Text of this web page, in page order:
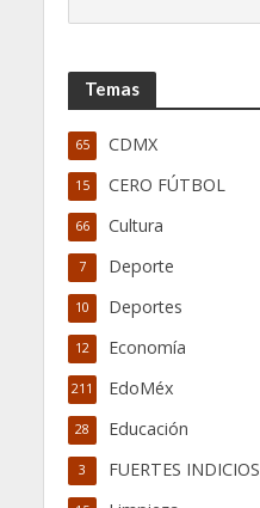
Temas
CDMX
65
CERO FÚTBOL
15
Cultura
66
Deporte
7
Deportes
10
Economía
12
EdoMéx
211
Educación
28
FUERTES INDICIOS
3